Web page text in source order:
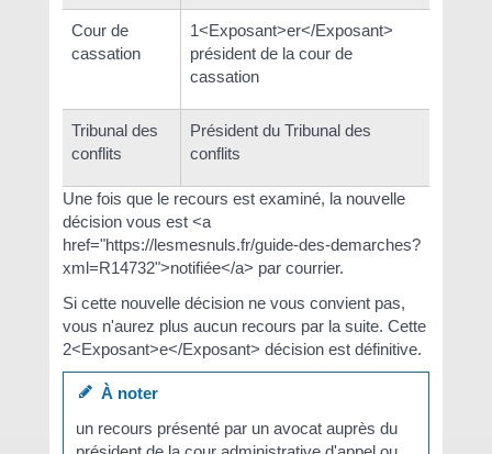
Cour de
cassation
1<Exposant>er</Exposant>
président de la cour de
cassation
Tribunal des
conflits
Président du Tribunal des
conflits
Une fois que le recours est examiné, la nouvelle
décision vous est <a
href="https://lesmesnuls.fr/guide-des-demarches?
xml=R14732">notifiée</a> par courrier.
Si cette nouvelle décision ne vous convient pas,
vous n'aurez plus aucun recours par la suite. Cette
2<Exposant>e</Exposant> décision est définitive.
À noter
un recours présenté par un avocat auprès du